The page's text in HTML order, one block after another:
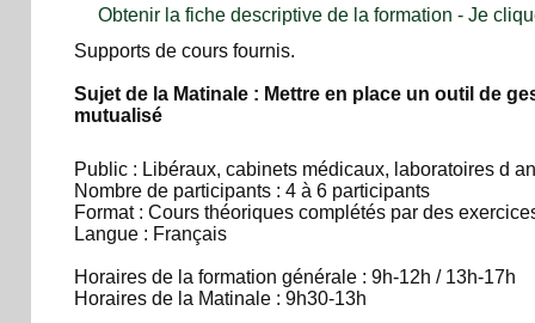
Obtenir la fiche descriptive de la formation - Je
Supports de cours fournis.
Sujet de la Matinale : Mettre en place un outil de
mutualisé
Public : Libéraux, cabinets médicaux, laboratoires d
Nombre de participants : 4 à 6 participants
Format : Cours théoriques complétés par des
Langue : Français
Horaires de la formation générale : 9h-12h / 13h-17h
Horaires de la Matinale : 9h30-13h